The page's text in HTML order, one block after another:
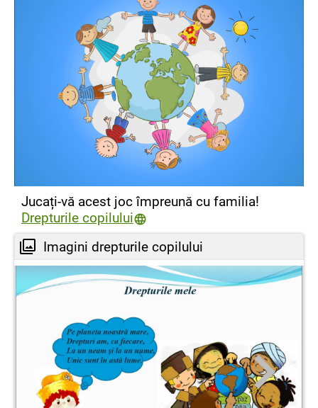
Jucați-vă acest joc împreună cu familia!
Drepturile copilului
Imagini drepturile copilului